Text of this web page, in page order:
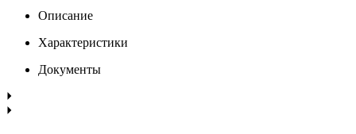
Описание
Характеристики
Документы